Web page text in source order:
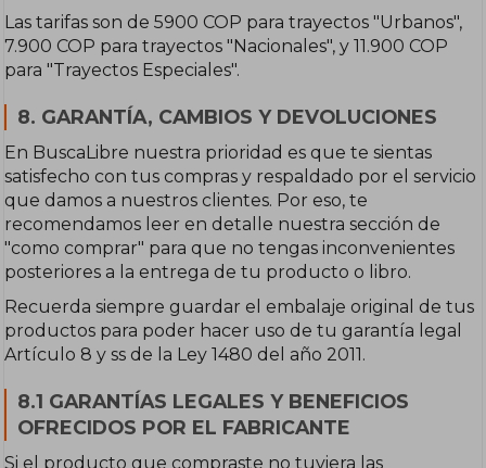
Las tarifas son de 5900 COP para trayectos "Urbanos",
7.900 COP para trayectos "Nacionales", y 11.900 COP
para "Trayectos Especiales".
8. GARANTÍA, CAMBIOS Y DEVOLUCIONES
En BuscaLibre nuestra prioridad es que te sientas
satisfecho con tus compras y respaldado por el servicio
que damos a nuestros clientes. Por eso, te
recomendamos leer en detalle nuestra sección de
"como comprar" para que no tengas inconvenientes
posteriores a la entrega de tu producto o libro.
Recuerda siempre guardar el embalaje original de tus
productos para poder hacer uso de tu garantía legal
Artículo 8 y ss de la Ley 1480 del año 2011.
8.1 GARANTÍAS LEGALES Y BENEFICIOS
OFRECIDOS POR EL FABRICANTE
Si el producto que compraste no tuviera las